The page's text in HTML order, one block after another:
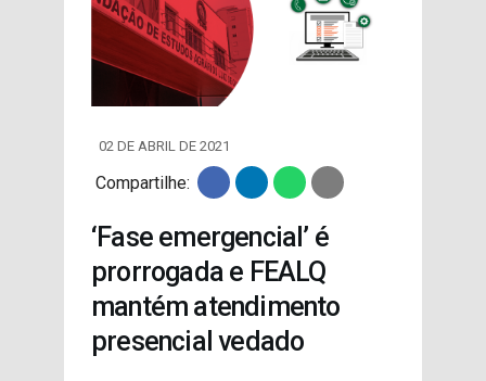
TRABALHE CONOSCO
NOTÍCIAS
CONTATO
ESPECIALIZAÇÕES USP
DOAÇÕES PARA
PROJETOS
02 DE ABRIL DE 2021
Compartilhe:
‘Fase emergencial’ é
prorrogada e FEALQ
mantém atendimento
presencial vedado